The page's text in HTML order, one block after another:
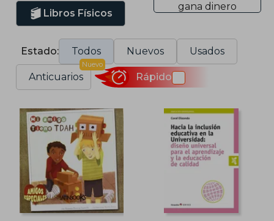
Libros Físicos
gana dinero
Estado: Todos Nuevos Usados
Anticuarios
Nuevo
Rápido